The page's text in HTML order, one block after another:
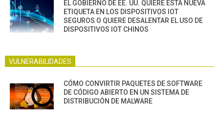
EL GOBIERNO DE EE. UU. QUIERE ESTA NUEVA
ETIQUETA EN LOS DISPOSITIVOS IOT
SEGUROS O QUIERE DESALENTAR EL USO DE
DISPOSITIVOS IOT CHINOS
VULNERABILIDADES
CÓMO CONVIRTIR PAQUETES DE SOFTWARE
DE CÓDIGO ABIERTO EN UN SISTEMA DE
DISTRIBUCIÓN DE MALWARE